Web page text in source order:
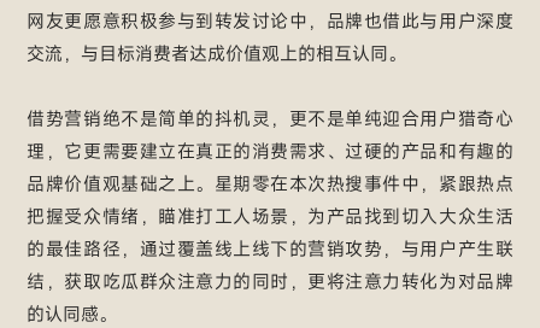
网友更愿意积极参与到转发讨论中，品牌也借此与用户深度
交流，与目标消费者达成价值观上的相互认同。
借势营销绝不是简单的抖机灵，更不是单纯迎合用户猎奇心
理，它更需要建立在真正的消费需求、过硬的产品和有趣的
品牌价值观基础之上。星期零在本次热搜事件中，紧跟热点
把握受众情绪，瞄准打工人场景，为产品找到切入大众生活
的最佳路径，通过覆盖线上线下的营销攻势，与用户产生联
结，获取吃瓜群众注意力的同时，更将注意力转化为对品牌
的认同感。